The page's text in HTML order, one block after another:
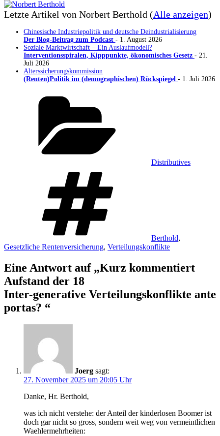
Letzte Artikel von Norbert Berthold (Alle anzeigen)
Chinesische Industriepolitik und deutsche Deindustrialisierung
Der Blog-Beitrag zum Podcast - 1. August 2026
Soziale Marktwirtschaft – Ein Auslaufmodell?
Interventionsspiralen, Kipppunkte, ökonomisches Gesetz - 21.
Juli 2026
Alterssicherungskommission
(Renten)Politik im (demographischen) Rückspiegel - 1. Juli 2026
Distributives
Berthold,
Gesetzliche Rentenversicherung, Verteilungskonflikte
Eine Antwort auf „Kurz kommentiert
Aufstand der 18
Inter-generative Verteilungskonflikte ante
portas? “
Joerg sagt:
27. November 2025 um 20:05 Uhr
Danke, Hr. Berthold,
was ich nicht verstehe: der Anteil der kinderlosen Boomer ist
doch gar nicht so gross, sondern weit weg von vermeintlichen
Waehlermehrheiten: